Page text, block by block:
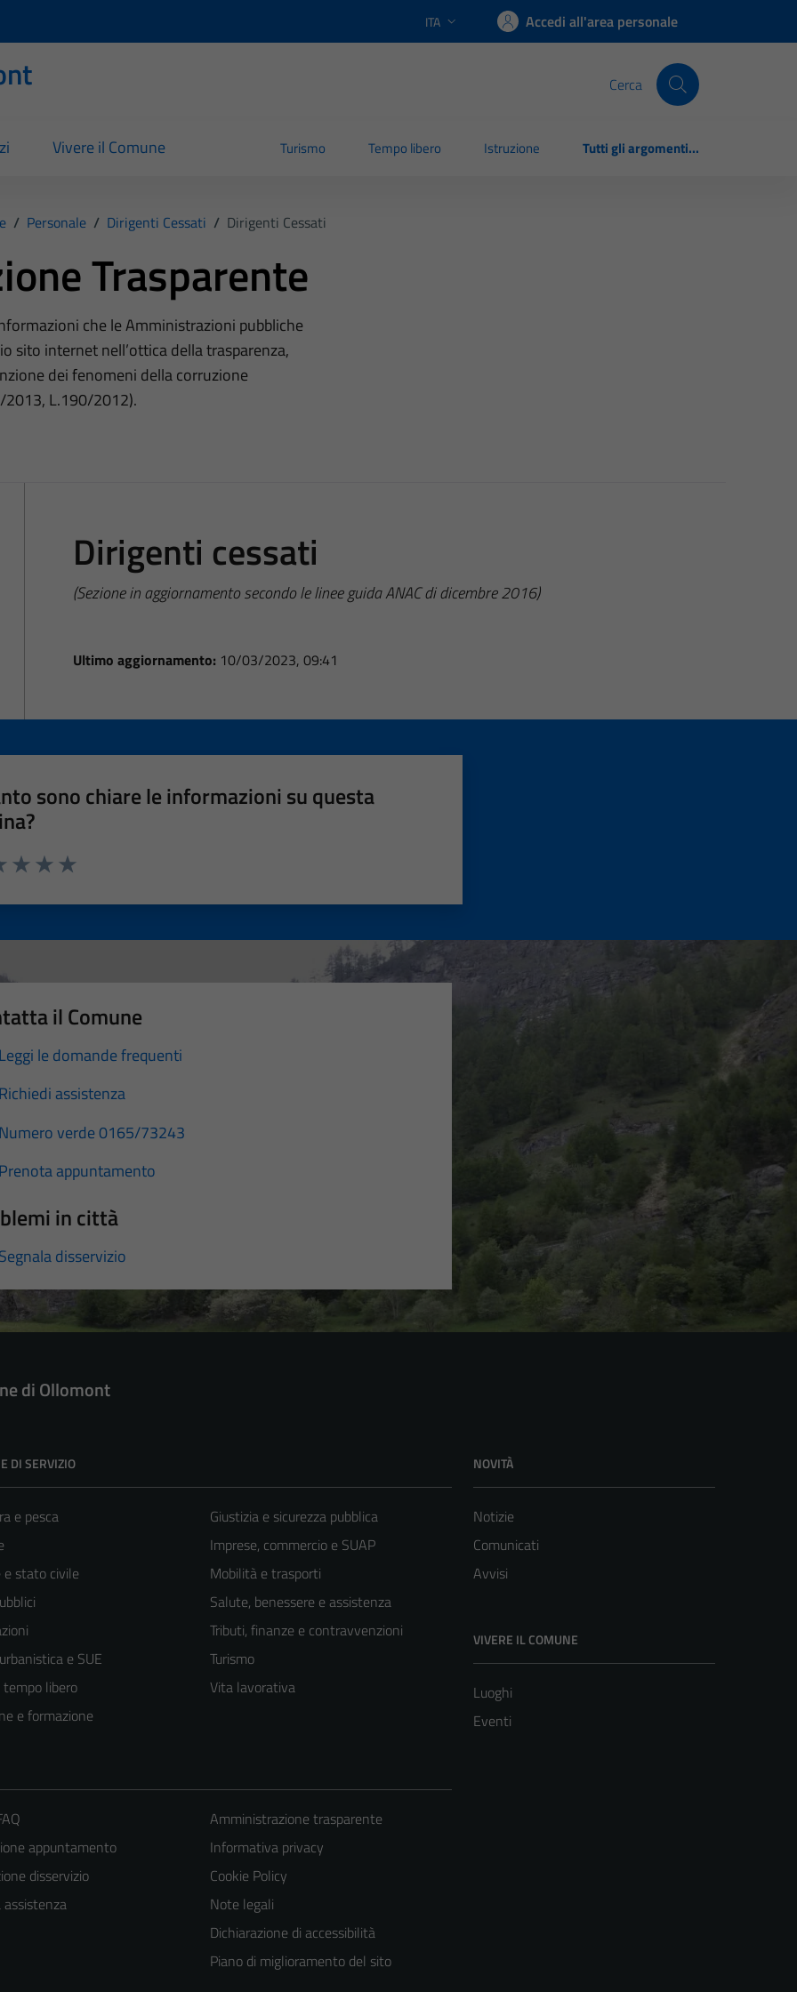
Lingua attiva:
ITA Accedi all'area personale
Cerca
Vivere il Comune Turismo Tempo libero Istruzione Tutti gli argomenti...
/ Personale / Dirigenti Cessati / Dirigenti Cessati
Trasparente
che le Amministrazioni pubbliche
sito internet nell’ottica della trasparenza,
dei fenomeni della corruzione
L.190/2012).
Dirigenti cessati
(Sezione in aggiornamento secondo le linee guida ANAC di dicembre 2016)
Ultimo aggiornamento: 10/03/2023, 09:41
sono chiare le informazioni su questa
il Comune
Leggi le domande frequenti
Richiedi assistenza
Numero verde 0165/73243
Prenota appuntamento
in città
Segnala disservizio
di Ollomont
DI SERVIZIO
e pesca
e stato civile
e SUE
libero
e formazione
Giustizia e sicurezza pubblica
Imprese, commercio e SUAP
Mobilità e trasporti
Salute, benessere e assistenza
Tributi, finanze e contravvenzioni
Turismo
Vita lavorativa
NOVITÀ
Notizie
Comunicati
Avvisi
VIVERE IL COMUNE
Luoghi
Eventi
appuntamento
disservizio
assistenza
Amministrazione trasparente
Informativa privacy
Cookie Policy
Note legali
Dichiarazione di accessibilità
Piano di miglioramento del sito